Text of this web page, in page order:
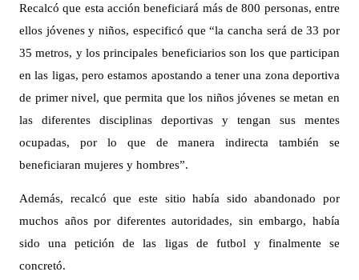
Recalcó que esta acción beneficiará más de 800 personas, entre
ellos jóvenes y niños, especificó que “la cancha será de 33 por
35 metros, y los principales beneficiarios son los que participan
en las ligas, pero estamos apostando a tener una zona deportiva
de primer nivel, que permita que los niños jóvenes se metan en
las diferentes disciplinas deportivas y tengan sus mentes
ocupadas, por lo que de manera indirecta también se
beneficiaran mujeres y hombres”.
Además, recalcó que este sitio había sido abandonado por
muchos años por diferentes autoridades, sin embargo, había
sido una petición de las ligas de futbol y finalmente se
concretó.